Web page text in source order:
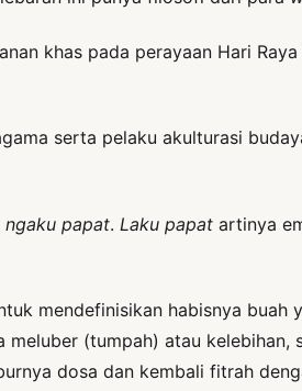
khas pada perayaan Hari
serta pelaku akulturasi
ngaku papat. Laku papat artinya
mendefinisikan habisnya
meluber (tumpah) atau
dosa dan kembali fitrah